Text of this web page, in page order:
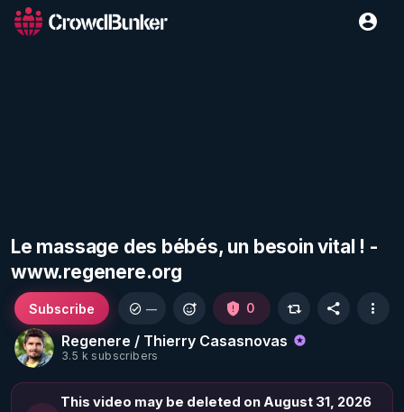
Le massage des bébés, un besoin vital ! -
www.regenere.org
Regenere / Thierry Casasnovas
3.5 k subscribers
Subscribe — 0
This video may be deleted on August 31, 2026